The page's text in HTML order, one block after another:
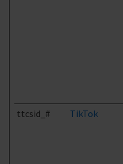
ttcsid_# TikTok